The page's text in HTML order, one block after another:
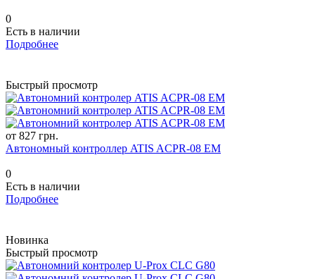
0
Есть в наличии
Подробнее
Быстрый просмотр
от 827 грн.
Автономный контроллер ATIS ACPR-08 EM
0
Есть в наличии
Подробнее
Новинка
Быстрый просмотр